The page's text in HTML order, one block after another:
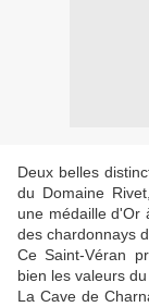
Deux belles
du Domaine
une médaille d'Or
des chardonnays
Ce Saint-Véran
bien les valeurs
La Cave de